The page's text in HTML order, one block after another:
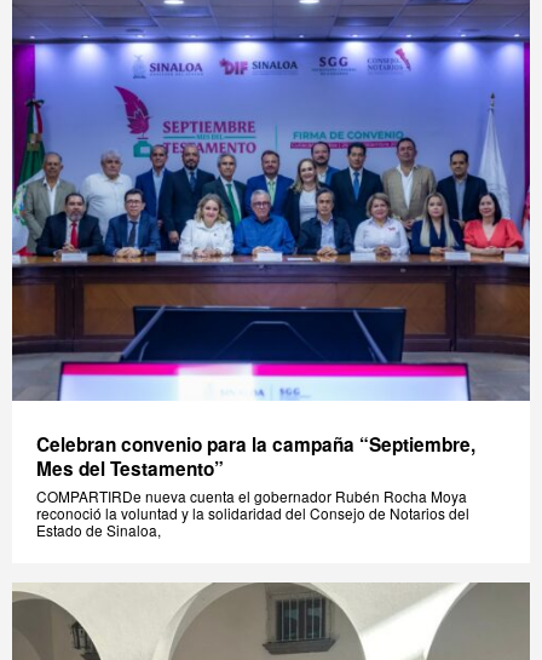
Celebran convenio para la campaña “Septiembre,
Mes del Testamento”
COMPARTIRDe nueva cuenta el gobernador Rubén Rocha Moya
reconoció la voluntad y la solidaridad del Consejo de Notarios del
Estado de Sinaloa,